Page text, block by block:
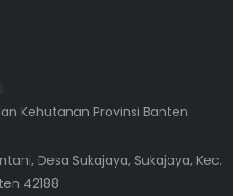
Kehutanan Provinsi Banten
Desa Sukajaya, Sukajaya, Kec.
42188